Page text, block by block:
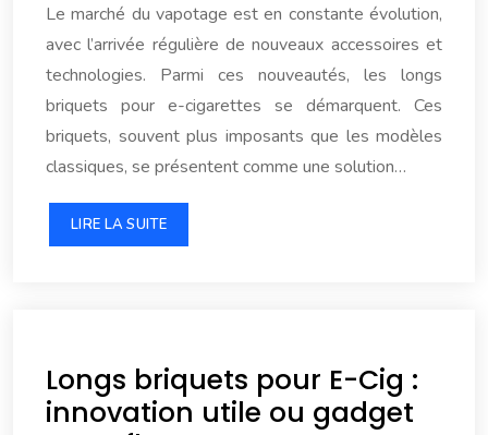
Le marché du vapotage est en constante évolution,
avec l’arrivée régulière de nouveaux accessoires et
technologies. Parmi ces nouveautés, les longs
briquets pour e-cigarettes se démarquent. Ces
briquets, souvent plus imposants que les modèles
classiques, se présentent comme une solution…
LIRE LA SUITE
Longs briquets pour E-Cig :
innovation utile ou gadget